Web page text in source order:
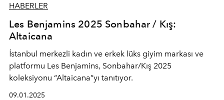
HABERLER
Les Benjamins 2025 Sonbahar / Kış:
Altaicana
İstanbul merkezli kadın ve erkek lüks giyim markası ve
platformu Les Benjamins, Sonbahar/Kış 2025
koleksiyonu “Altaicana”yı tanıtıyor.
09.01.2025